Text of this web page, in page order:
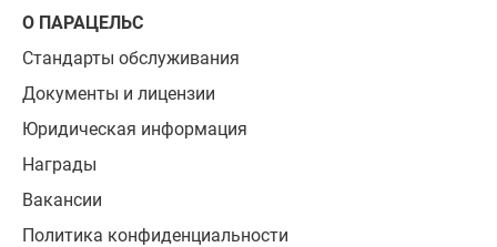
О ПАРАЦЕЛЬС
Стандарты обслуживания
Документы и лицензии
Юридическая информация
Награды
Вакансии
Политика конфиденциальности